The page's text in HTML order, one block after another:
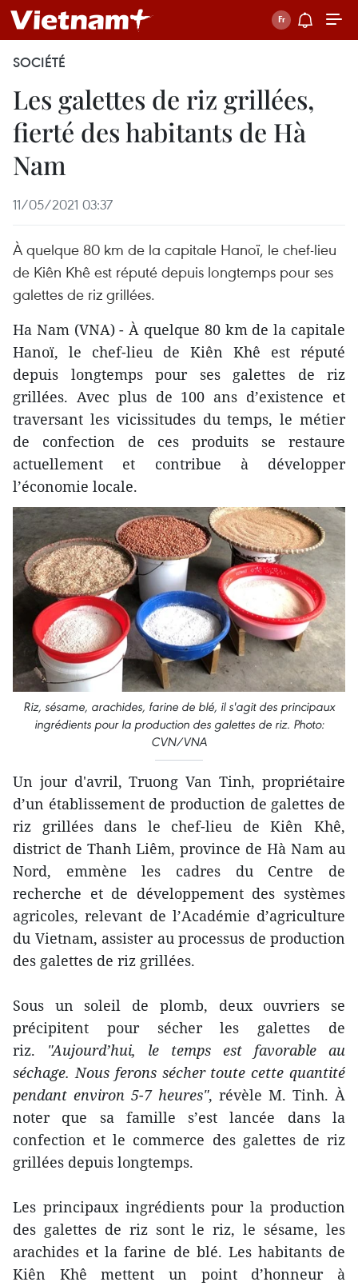
SOCIÉTÉ
Les galettes de riz grillées,
fierté des habitants de Hà
Nam
11/05/2021 03:37
À quelque 80 km de la capitale Hanoï, le chef-lieu
de Kiên Khê est réputé depuis longtemps pour ses
galettes de riz grillées.
Ha Nam (VNA) - À quelque 80 km de la capitale
Hanoï, le chef-lieu de Kiên Khê est réputé
depuis longtemps pour ses galettes de riz
grillées. Avec plus de 100 ans d’existence et
traversant les vicissitudes du temps, le métier
de confection de ces produits se restaure
actuellement et contribue à développer
l’économie locale.
Riz, sésame, arachides, farine de blé, il s'agit des principaux
ingrédients pour la production des galettes de riz. Photo:
CVN/VNA
Un jour d'avril, Truong Van Tinh, propriétaire
d’un établissement de production de galettes de
riz grillées dans le chef-lieu de Kiên Khê,
district de Thanh Liêm, province de Hà Nam au
Nord, emmène les cadres du Centre de
recherche et de développement des systèmes
agricoles, relevant de l’Académie d’agriculture
du Vietnam, assister au processus de production
des galettes de riz grillées.
Sous un soleil de plomb, deux ouvriers se
précipitent pour sécher les galettes de
riz. "Aujourd’hui, le temps est favorable au
séchage. Nous ferons sécher toute cette quantité
pendant environ 5-7 heures", révèle M. Tinh. À
noter que sa famille s’est lancée dans la
confection et le commerce des galettes de riz
grillées depuis longtemps.
Les principaux ingrédients pour la production
des galettes de riz sont le riz, le sésame, les
arachides et la farine de blé. Les habitants de
Kiên Khê mettent un point d’honneur à